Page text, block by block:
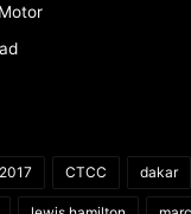
2017 CTCC dakar